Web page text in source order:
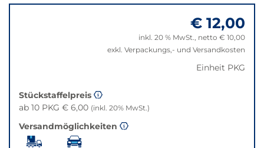
Bei
beste
Alternative
der
gewünschten
zu
€ 12,00
inkl. 20 % MwSt., netto € 10,00
exkl. Verpackungs,- und Versandkosten
Einheit PKG
Stückstaffelpreis
ab 10 PKG € 6,00 (inkl. 20% MwSt.)
Versandmöglichkeiten